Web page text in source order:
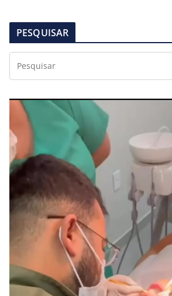
PESQUISAR